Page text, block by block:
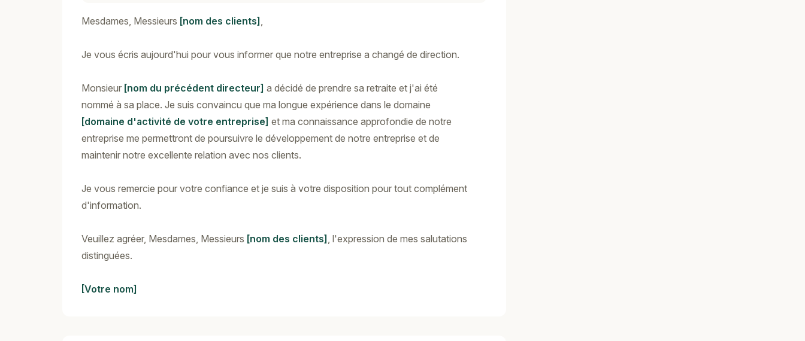
Mesdames, Messieurs [nom des clients] ,
Je vous écris aujourd'hui pour vous informer que notre entreprise a changé de direction.
Monsieur [nom du précédent directeur] a décidé de prendre sa retraite et j'ai été
nommé à sa place. Je suis convaincu que ma longue expérience dans le domaine
[domaine d'activité de votre entreprise] et ma connaissance approfondie de notre
entreprise me permettront de poursuivre le développement de notre entreprise et de
maintenir notre excellente relation avec nos clients.
Je vous remercie pour votre confiance et je suis à votre disposition pour tout complément
d'information.
Veuillez agréer, Mesdames, Messieurs [nom des clients] , l'expression de mes salutations
distinguées.
[Votre nom]